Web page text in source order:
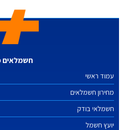
חשמלאים
עמוד ראשי
מחירון חשמלאים
חשמלאי בודק
יועץ חשמל